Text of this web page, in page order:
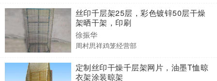
丝印千层架25层，彩色镀锌50层干燥
架晒干架，印刷
徐振华
周村思祥鸡笼经营部
定制丝印干燥千层架网片，油墨T恤晾
衣架涂装晾架